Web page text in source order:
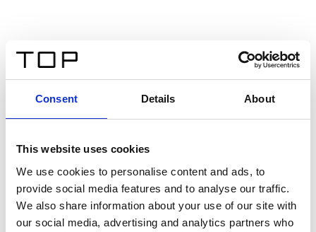
Consent Details About
This website uses cookies
We use cookies to personalise content and ads, to
provide social media features and to analyse our traffic.
We also share information about your use of our site with
our social media, advertising and analytics partners who